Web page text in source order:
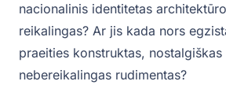
nacionalinis identitetas
reikalingas? Ar jis kada nors
praeities konstruktas, nostalgiškas
nebereikalingas rudimentas?